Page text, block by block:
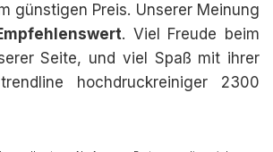
günstigen Preis. Unserer Meinung
. Viel Freude beim
Seite, und viel Spaß mit ihrer
hochdruckreiniger 2300